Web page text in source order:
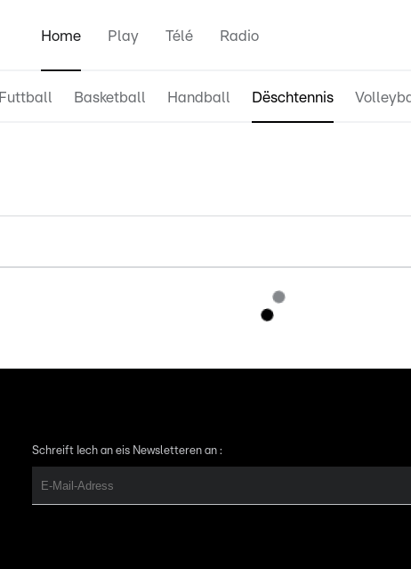
Home Play Télé Radio
Futtball Basketball Handball Dëschtennis
Schreift Iech an eis Newsletteren an :